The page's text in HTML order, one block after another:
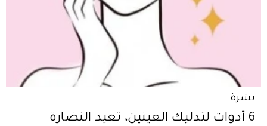
بشرة
6 أدوات لتدليك العينين، تعيد النضارة